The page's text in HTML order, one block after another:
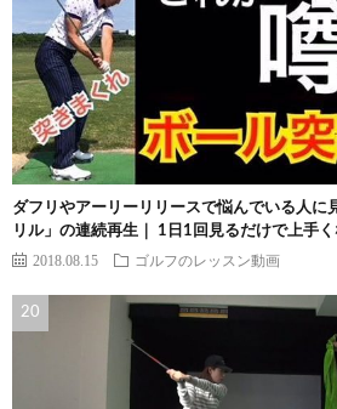
ダフリやアーリーリリースで悩んでいる人に
リル」の連続再生｜ 1日1回見るだけで上手く
2018.08.15 ゴルフのレッスン動画